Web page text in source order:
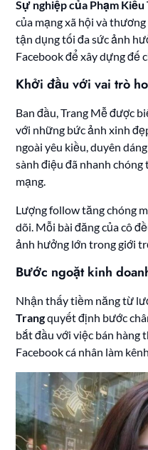
Sự nghiệp của Phạm Kiều
của mạng xã hội và
tận dụng tối đa sức ảnh
Facebook để xây dựng đế
Khởi đầu với vai trò
Ban đầu, Trang Mễ được
với những bức ảnh xinh
ngoài yêu kiều, duyên
sành điệu đã nhanh chóng
mạng.
Lượng follow tăng chóng
dõi. Mỗi bài đăng của cô
ảnh hưởng lớn trong giới
Bước ngoặt kinh
Nhận thấy tiềm năng từ
Trangquyết định bước
bắt đầu với việc bán hàng
Facebook cá nhân làm